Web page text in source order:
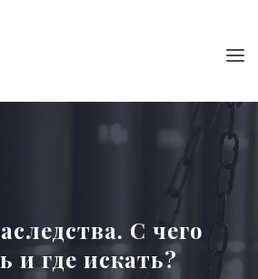
С чего
и где искать?